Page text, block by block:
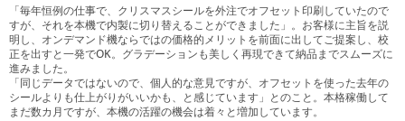
「毎年恒例の仕事で、クリスマスシールを外注でオフセット印刷していたので
すが、それを本機で内製に切り替えることができました」。お客様に主旨を説
明し、オンデマンド機ならではの価格的メリットを前面に出してご提案し、校
正を出すと一発でOK。グラデーションも美しく再現できて納品までスムーズに
進みました。
「同じデータではないので、個人的な意見ですが、オフセットを使った去年の
シールよりも仕上がりがいいかも、と感じています」とのこと。本格稼働して
まだ数カ月ですが、本機の活躍の機会は着々と増加しています。